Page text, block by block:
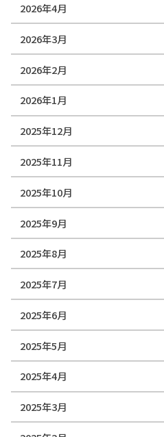
2026年4月
2026年3月
2026年2月
2026年1月
2025年12月
2025年11月
2025年10月
2025年9月
2025年8月
2025年7月
2025年6月
2025年5月
2025年4月
2025年3月